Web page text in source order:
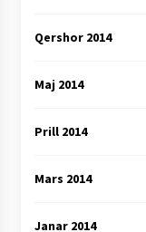
Qershor 2014
Maj 2014
Prill 2014
Mars 2014
Janar 2014